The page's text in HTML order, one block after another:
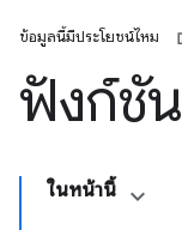
ข้อมูลนี้มีประโยชน์ไหม
ฟังก์ชัน
ในหน้านี้